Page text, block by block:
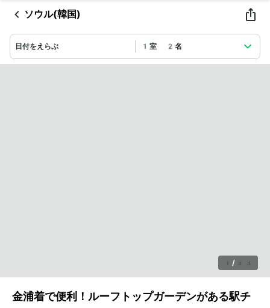
ソウル(韓国)
日付をえらぶ 1室 2名
1 / 33
金浦着で便利！ルーフトップガーデンがある駅チ